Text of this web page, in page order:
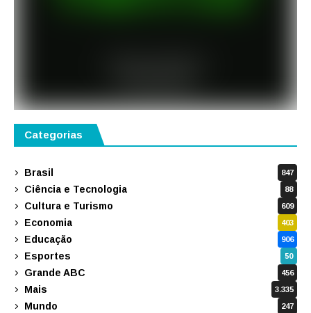
Categorias
Brasil 847
Ciência e Tecnologia 88
Cultura e Turismo 609
Economia 403
Educação 906
Esportes 50
Grande ABC 456
Mais 3.335
Mundo 247